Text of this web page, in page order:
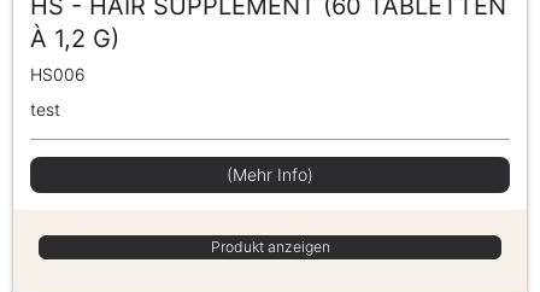
HS - HAIR SUPPLEMENT (60 TABLETTEN
À 1,2 G)
HS006
test
(Mehr Info)
Produkt anzeigen